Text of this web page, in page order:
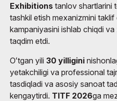
Exhibitions tanlov shartlarini
tashkil etish mexanizmini taklif
kampaniyasini ishlab chiqdi
taqdim etdi.
Oʻtgan yili 30 yilligini
yetakchiligi va professional
tasdiqladi va asosiy sanoat
kengaytirdi. TITF 2026ga